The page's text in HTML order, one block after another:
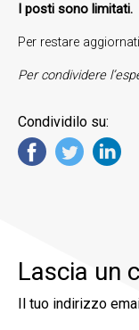
I posti sono limitati.
Per restare
Per condividere
Condividilo su:
Lascia un
Il tuo indirizzo